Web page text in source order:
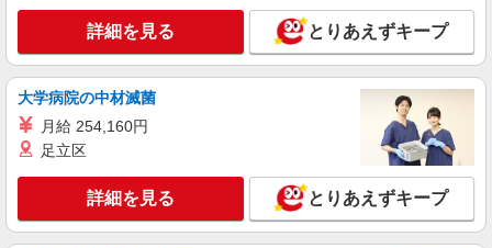
勤）
時給1300円 ※深夜時給1625円 ※1勤務15,925
円 ※研修期間（5日間）も同条件
キープ 詳細を見る
株式会社クオリティライフ・コンシェルジュ 0332
マンションの受付・案内スタッフ
詳細を見る とりあえずキープ
大学病院の中材滅菌
月給 254,160円
足立区
詳細を見る とりあえずキープ